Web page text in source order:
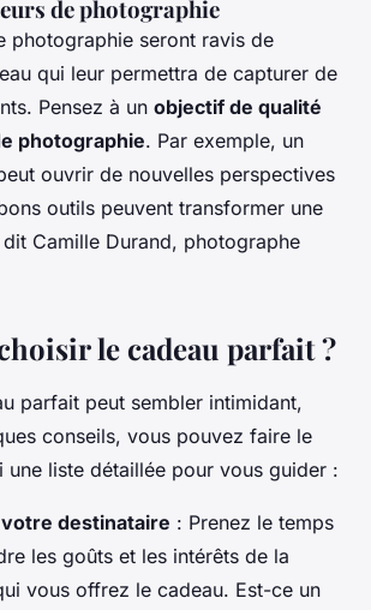
de photographie
photographie seront ravis de
qui leur permettra de capturer de
Pensez à un objectif de qualité
photographie. Par exemple, un
ouvrir de nouvelles perspectives
outils peuvent transformer une
dit Camille Durand, photographe
le cadeau parfait ?
parfait peut sembler intimidant,
conseils, vous pouvez faire le
une liste détaillée pour vous guider :
destinataire : Prenez le temps
les goûts et les intérêts de la
vous offrez le cadeau. Est-ce un